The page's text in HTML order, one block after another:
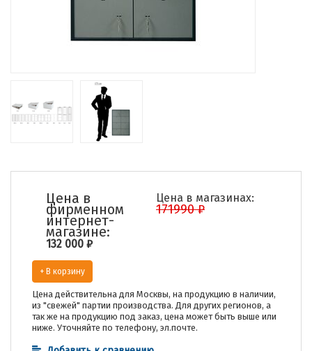
Цена в
фирменном
интернет-
магазине:
132 000 ₽
Цена в магазинах:
171990 ₽
+ В корзину
Цена действительна для Москвы, на продукцию в наличии,
из "свежей" партии производства. Для других регионов, а
так же на продукцию под заказ, цена может быть выше или
ниже. Уточняйте по телефону, эл.почте.